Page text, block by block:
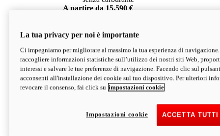
A partire da 15.590 €
V2 SP
Hypermotard V2 SP
120,4 CVPotenza
94 NmCoppia
177 kgPeso in ordine di marcia
senza carburante
Depotenziata 35 kW: 18.890 € i
configura scopri di più
La tua privacy per noi è importante
Ci impegniamo per migliorare al massimo la tua esperienza di
raccogliere informazioni statistiche sull’utilizzo dei nostri siti Web,
interessi e salvare le tue preferenze di navigazione. Facendo clic sul
acconsenti all'installazione dei cookie sul tuo dispositivo. Per ulteriori
revocare il consenso, fai click su impostazioni cookie
ACCETTA
Impostazioni cookie